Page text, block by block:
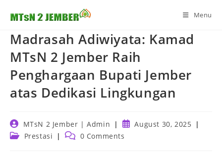
Menu
Madrasah Adiwiyata: Kamad
MTsN 2 Jember Raih
Penghargaan Bupati Jember
atas Dedikasi Lingkungan
Post
author:
MTsN 2 Jember | Admin
Post
published:
August 30, 2025
Post Prestasi
Post 0 Comments